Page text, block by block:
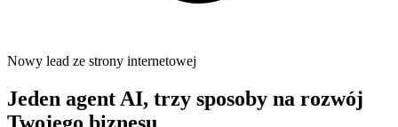
Nowy lead ze strony internetowej
Jeden agent AI, trzy sposoby na rozwój
Twojego biznesu